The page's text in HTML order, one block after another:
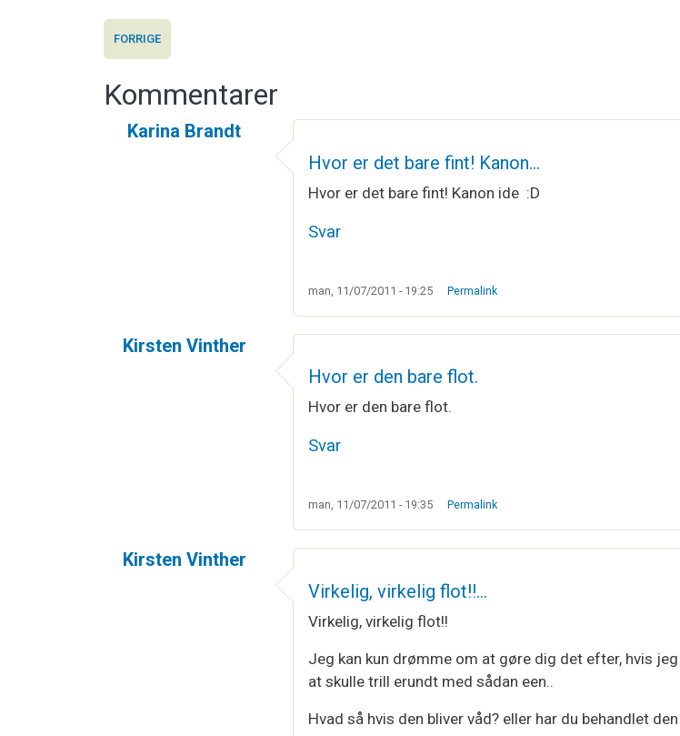
FORRIGE
Kommentarer
Karina Brandt
Hvor er det bare fint! Kanon…
Hvor er det bare fint! Kanon ide :D
Svar
man, 11/07/2011 - 19:25 Permalink
Kirsten Vinther
Hvor er den bare flot.
Hvor er den bare flot.
Svar
man, 11/07/2011 - 19:35 Permalink
Kirsten Vinther
Virkelig, virkelig flot!!…
Virkelig, virkelig flot!!
Jeg kan kun drømme om at gøre dig det efter, hvis
at skulle trill erundt med sådan een..
Hvad så hvis den bliver våd? eller har du behandlet